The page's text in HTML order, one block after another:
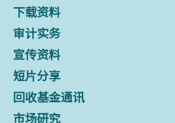
下载资料
审计实务
宣传资料
短片分享
回收基金通讯
市场研究